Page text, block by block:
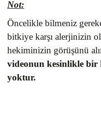
Not:
Öncelikle bilmeniz
bitkiye karşı alerjinizin
hekiminizin görüşünü
videonun kesinlikle bir
yoktur.